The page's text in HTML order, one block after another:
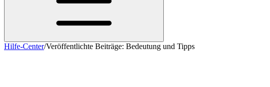
Hilfe-Center/Veröffentlichte Beiträge: Bedeutung und Tipps